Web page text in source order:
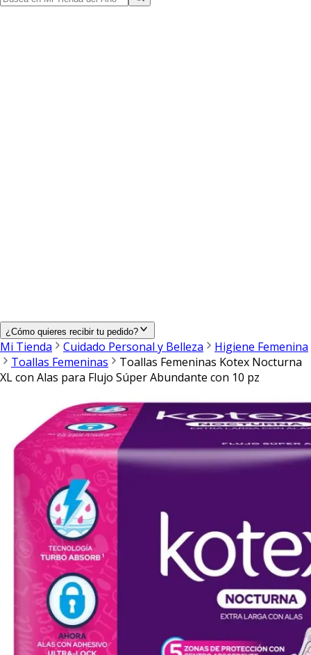
¿Cómo quieres recibir tu pedido?
Mi Tienda Cuidado Personal y Belleza
Higiene Femenina
Toallas Femeninas
Toallas Femeninas Kotex Nocturna
XL con Alas para Flujo Súper Abundante con 10 pz